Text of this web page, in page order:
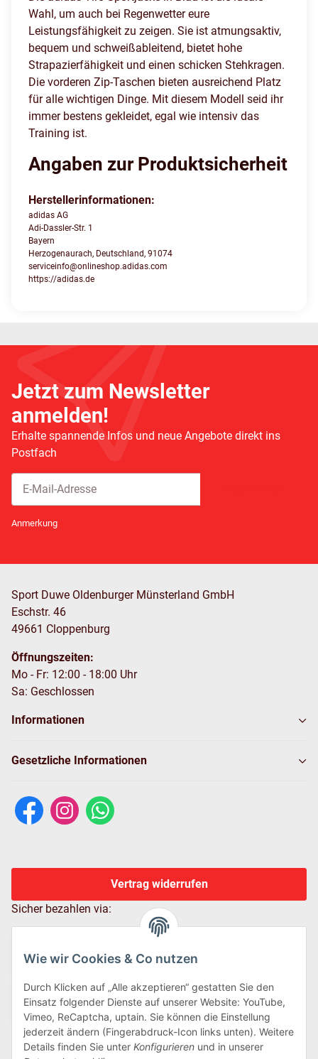
Wie wir Cookies & Co nutzen
Durch Klicken auf „Alle akzeptieren“ gestatten Sie den
Einsatz folgender Dienste auf unserer Website: YouTube,
Vimeo, ReCaptcha, uptain. Sie können die Einstellung
jederzeit ändern (Fingerabdruck-Icon links unten). Weitere
Details finden Sie unter Konfigurieren und in unserer
Wahl, um auch bei Regenwetter eure
Leistungsfähigkeit zu zeigen. Sie ist atmungsaktiv,
bequem und schweißableitend, bietet hohe
Strapazierfähigkeit und einen schicken Stehkragen.
Die vorderen Zip-Taschen bieten ausreichend Platz
für alle wichtigen Dinge. Mit diesem Modell seid ihr
immer bestens gekleidet, egal wie intensiv das
Training ist.
Angaben zur Produktsicherheit
Herstellerinformationen:
adidas AG
Adi-Dassler-Str. 1
Bayern
Herzogenaurach, Deutschland, 91074
serviceinfo@onlineshop.adidas.com
https://adidas.de
Jetzt zum Newsletter
anmelden!
Erhalte spannende Infos und neue Angebote direkt ins
Postfach
Anmerkung
Sport Duwe Oldenburger Münsterland GmbH
Eschstr. 46
49661 Cloppenburg
Öffnungszeiten:
Mo - Fr: 12:00 - 18:00 Uhr
Sa: Geschlossen
Informationen
Gesetzliche Informationen
Vertrag widerrufen
Sicher bezahlen via:
Wir versenden via: